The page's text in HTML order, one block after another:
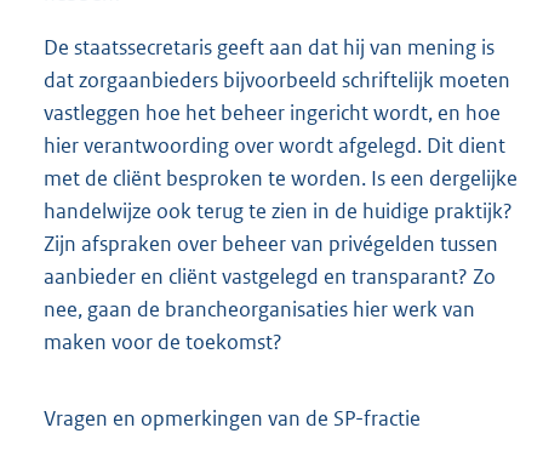
De staatssecretaris geeft aan dat hij van mening is
dat zorgaanbieders bijvoorbeeld schriftelijk moeten
vastleggen hoe het beheer ingericht wordt, en hoe
hier verantwoording over wordt afgelegd. Dit dient
met de cliënt besproken te worden. Is een dergelijke
handelwijze ook terug te zien in de huidige praktijk?
Zijn afspraken over beheer van privégelden tussen
aanbieder en cliënt vastgelegd en transparant? Zo
nee, gaan de brancheorganisaties hier werk van
maken voor de toekomst?
Vragen en opmerkingen van de SP-fractie